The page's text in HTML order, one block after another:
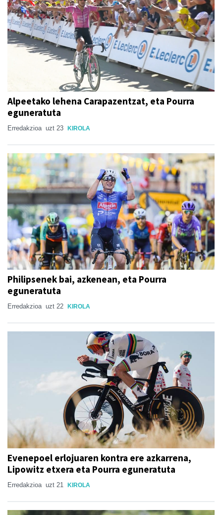
Alpeetako lehena Carapazentzat, eta Pourra
eguneratuta
Erredakzioa uzt 23 KIROLA
Philipsenek bai, azkenean, eta Pourra
eguneratuta
Erredakzioa uzt 22 KIROLA
Evenepoel erlojuaren kontra ere azkarrena,
Lipowitz etxera eta Pourra eguneratuta
Erredakzioa uzt 21 KIROLA